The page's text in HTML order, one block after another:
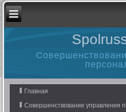
Главная
Совершенствование управления